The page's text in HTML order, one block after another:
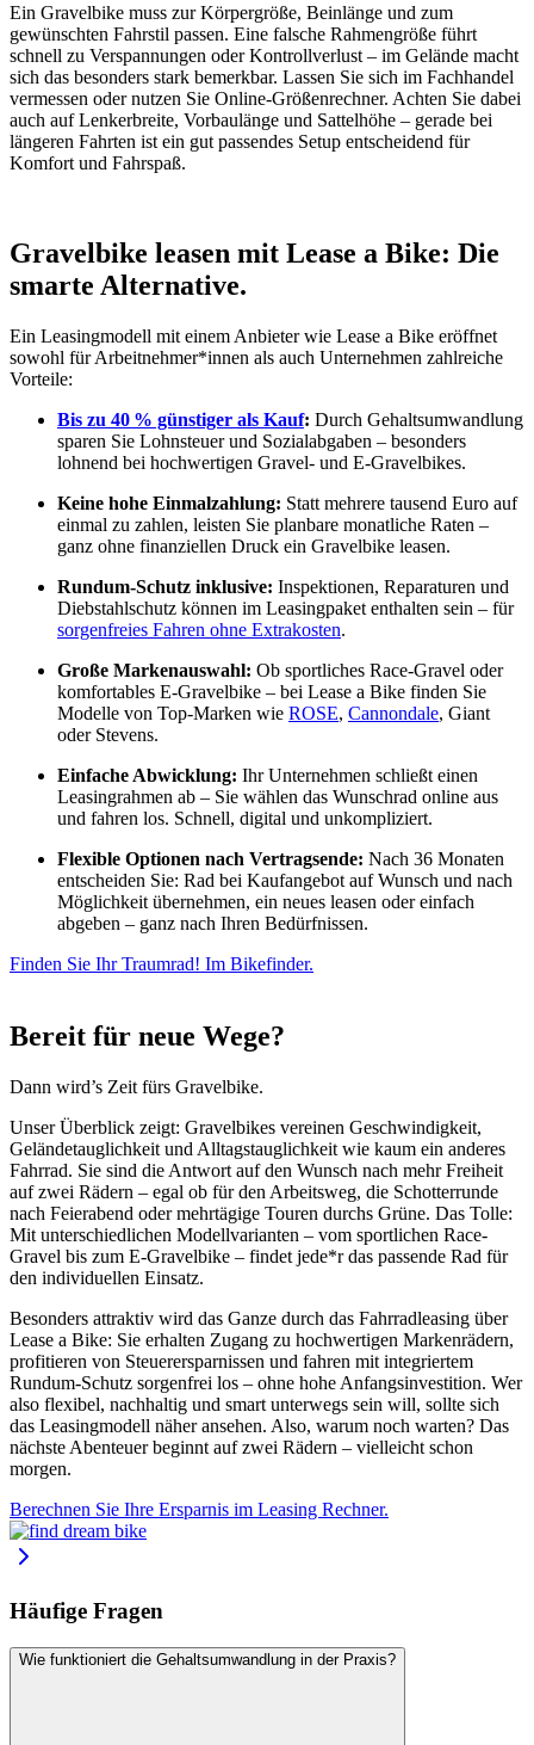
Ein Gravelbike muss zur Körpergröße, Beinlänge und zum
gewünschten Fahrstil passen. Eine falsche Rahmengröße führt
schnell zu Verspannungen oder Kontrollverlust – im Gelände macht
sich das besonders stark bemerkbar. Lassen Sie sich im Fachhandel
vermessen oder nutzen Sie Online-Größenrechner. Achten Sie dabei
auch auf Lenkerbreite, Vorbaulänge und Sattelhöhe – gerade bei
längeren Fahrten ist ein gut passendes Setup entscheidend für
Komfort und Fahrspaß.
Gravelbike leasen mit Lease a Bike: Die
smarte Alternative.
Ein Leasingmodell mit einem Anbieter wie Lease a Bike eröffnet
sowohl für Arbeitnehmer*innen als auch Unternehmen zahlreiche
Vorteile:
Bis zu 40 % günstiger als Kauf: Durch Gehaltsumwandlung
sparen Sie Lohnsteuer und Sozialabgaben – besonders
lohnend bei hochwertigen Gravel- und E-Gravelbikes.
Keine hohe Einmalzahlung: Statt mehrere tausend Euro auf
einmal zu zahlen, leisten Sie planbare monatliche Raten –
ganz ohne finanziellen Druck ein Gravelbike leasen.
Rundum-Schutz inklusive: Inspektionen, Reparaturen und
Diebstahlschutz können im Leasingpaket enthalten sein – für
sorgenfreies Fahren ohne Extrakosten.
Große Markenauswahl: Ob sportliches Race-Gravel oder
komfortables E-Gravelbike – bei Lease a Bike finden Sie
Modelle von Top-Marken wie ROSE, Cannondale, Giant
oder Stevens.
Einfache Abwicklung: Ihr Unternehmen schließt einen
Leasingrahmen ab – Sie wählen das Wunschrad online aus
und fahren los. Schnell, digital und unkompliziert.
Flexible Optionen nach Vertragsende: Nach 36 Monaten
entscheiden Sie: Rad bei Kaufangebot auf Wunsch und nach
Möglichkeit übernehmen, ein neues leasen oder einfach
abgeben – ganz nach Ihren Bedürfnissen.
Finden Sie Ihr Traumrad! Im Bikefinder.
Bereit für neue Wege?
Dann wird’s Zeit fürs Gravelbike.
Unser Überblick zeigt: Gravelbikes vereinen Geschwindigkeit,
Geländetauglichkeit und Alltagstauglichkeit wie kaum ein anderes
Fahrrad. Sie sind die Antwort auf den Wunsch nach mehr Freiheit
auf zwei Rädern – egal ob für den Arbeitsweg, die Schotterrunde
nach Feierabend oder mehrtägige Touren durchs Grüne. Das Tolle:
Mit unterschiedlichen Modellvarianten – vom sportlichen Race-
Gravel bis zum E-Gravelbike – findet jede*r das passende Rad für
den individuellen Einsatz.
Besonders attraktiv wird das Ganze durch das Fahrradleasing über
Lease a Bike: Sie erhalten Zugang zu hochwertigen Markenrädern,
profitieren von Steuerersparnissen und fahren mit integriertem
Rundum-Schutz sorgenfrei los – ohne hohe Anfangsinvestition. Wer
also flexibel, nachhaltig und smart unterwegs sein will, sollte sich
das Leasingmodell näher ansehen. Also, warum noch warten? Das
nächste Abenteuer beginnt auf zwei Rädern – vielleicht schon
morgen.
Berechnen Sie Ihre Ersparnis im Leasing Rechner.
Häufige Fragen
Wie funktioniert die Gehaltsumwandlung in der Praxis?